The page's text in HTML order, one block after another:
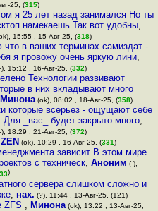
25, (315)
я 25 лет назад занимался Но ты
намекаешь Так вот удобны,
15:55 , 15-Авг-25, (318)
что в ваших терминах самиздат -
я провожу очень яркую лини,
), 15:12 , 16-Авг-25, (332)
Технологии развивают
в них вкладывают много
Минона(ok), 08:02 , 18-Авг-25, (358)
которые всерьез - ощущают себе
Для _вас_ будет закрыто много,
), 18:29 , 21-Авг-25, (372)
(ok), 10:29 , 16-Авг-25, (331)
зависит В этом мире
с техническ, Аноним (-),
)
сервера слишком сложно и
, нах. (?), 11:44 , 13-Авг-25, (121)
ZFS , Минона(ok), 13:22 , 13-Авг-25,